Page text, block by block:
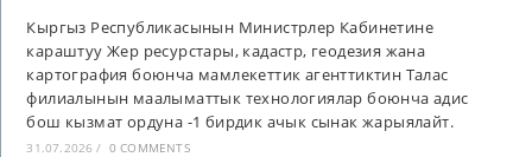
Кыргыз Республикасынын Министрлер Кабинетине
караштуу Жер ресурстары, кадастр, геодезия жана
картография боюнча мамлекеттик агенттиктин Талас
филиалынын маалыматтык технологиялар боюнча адис
бош кызмат ордуна -1 бирдик ачык сынак жарыялайт.
31.07.2026 / 0 COMMENTS